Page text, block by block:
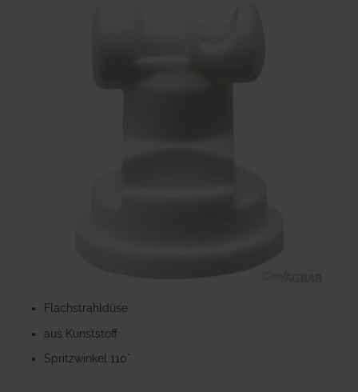
Anfang
Bildgalerie
springen
Flachstrahldüse
aus Kunststoff
Spritzwinkel 110°